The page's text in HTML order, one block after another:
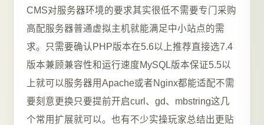
CMS对服务器环境的要求其实很低不需要专门采购
高配服务器普通虚拟主机就能满足中小站点的需
求。只需要确认PHP版本在5.6以上推荐直接选7.4
版本兼顾兼容性和运行速度MySQL版本保证5.5以
上就可以服务器用Apache或者Nginx都能适配不需
要刻意更换只要提前开启curl、gd、mbstring这几
个常用扩展就可以。也有不少实操玩家总结出更贴